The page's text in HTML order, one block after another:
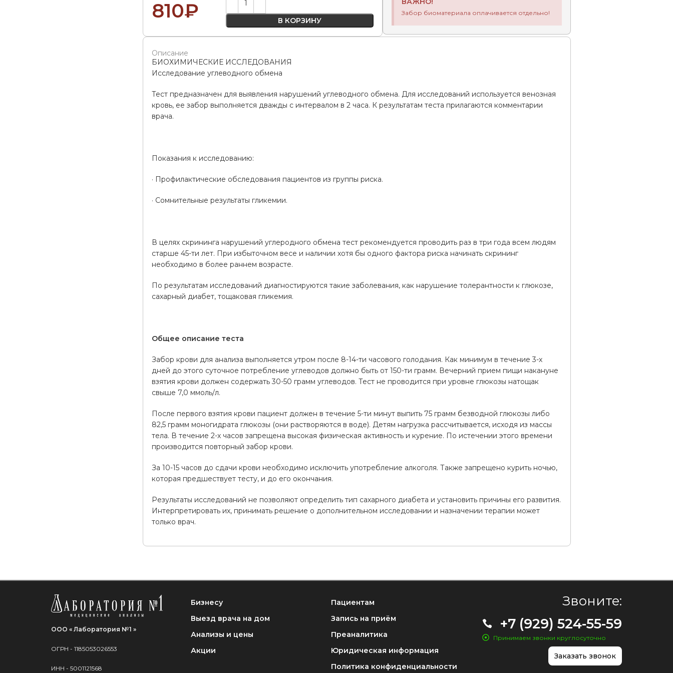
810₽ В КОРЗИНУ
Забор биоматериала оплачивается отдельно!
Описание
БИОХИМИЧЕСКИЕ ИССЛЕДОВАНИЯ
Исследование углеводного обмена
Тест предназначен для выявления нарушений углеводного обмена. Для исследований используется венозная
кровь, ее забор выполняется дважды с интервалом в 2 часа. К результатам теста прилагаются комментарии
врача.
Показания к исследованию:
· Профилактические обследования пациентов из группы риска.
· Сомнительные результаты гликемии.
В целях скрининга нарушений углеродного обмена тест рекомендуется проводить раз в три года всем людям
старше 45-ти лет. При избыточном весе и наличии хотя бы одного фактора риска начинать скрининг
необходимо в более раннем возрасте.
По результатам исследований диагностируются такие заболевания, как нарушение толерантности к глюкозе,
сахарный диабет, тощаковая гликемия.
Общее описание теста
Забор крови для анализа выполняется утром после 8-14-ти часового голодания. Как минимум в течение 3-х
дней до этого суточное потребление углеводов должно быть от 150-ти грамм. Вечерний прием пищи накануне
взятия крови должен содержать 30-50 грамм углеводов. Тест не проводится при уровне глюкозы натощак
свыше 7,0 ммоль/л.
После первого взятия крови пациент должен в течение 5-ти минут выпить 75 грамм безводной глюкозы либо
82,5 грамм моногидрата глюкозы (они растворяются в воде). Детям нагрузка рассчитывается, исходя из массы
тела. В течение 2-х часов запрещена высокая физическая активность и курение. По истечении этого времени
производится повторный забор крови.
За 10-15 часов до сдачи крови необходимо исключить употребление алкоголя. Также запрещено курить ночью,
которая предшествует тесту, и до его окончания.
Результаты исследований не позволяют определить тип сахарного диабета и установить причины его развития.
Интерпретировать их, принимать решение о дополнительном исследовании и назначении терапии может
только врач.
ООО « Лаборатория №1 »
ОГРН - 1185053026553
ИНН - 5001121568
Бизнесу
Выезд врача на дом
Анализы и цены
Акции
Пациентам
Запись на приём
Преаналитика
Юридическая информация
Политика конфиденциальности
Звоните:
+7 (929) 524-55-59
Принимаем звонки круглосуточно
Заказать звонок